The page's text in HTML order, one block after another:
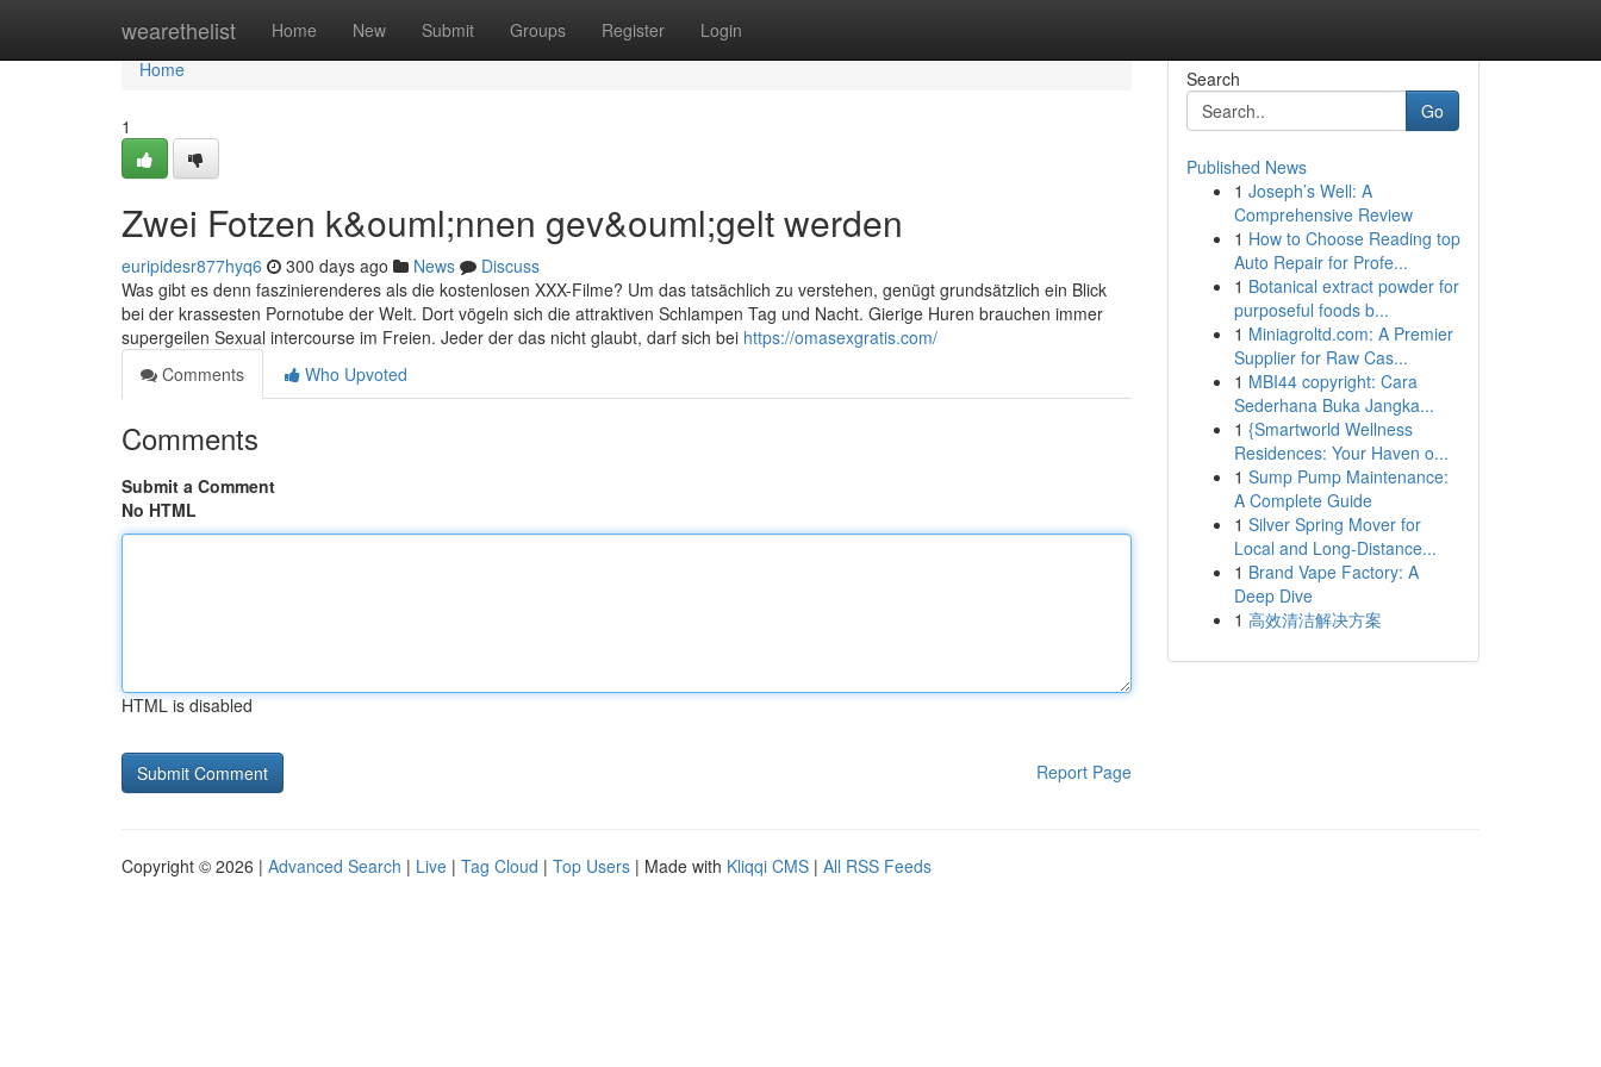
wearethelist Home New Submit Groups Register Login
Home
Home
1
Zwei Fotzen k&ouml;nnen gev&ouml;gelt werden
euripidesr877hyq6 300 days ago News
Discuss
Was gibt es denn faszinierenderes als die kostenlosen XXX-Filme? Um das tatsächlich zu verstehen, genügt grundsätzlich ein Blick
bei der krassesten Pornotube der Welt. Dort vögeln sich die attraktiven Schlampen Tag und Nacht. Gierige Huren brauchen immer
supergeilen Sexual intercourse im Freien. Jeder der das nicht glaubt, darf sich bei https://omasexgratis.com/
Comments
Who Upvoted
Comments
Submit a Comment
No HTML
HTML is disabled
Report Page
Search
Go
Published News
1 Joseph’s Well: A
Comprehensive Review
1 How to Choose Reading top
Auto Repair for Profe...
1 Botanical extract powder for
purposeful foods b...
1 Miniagroltd.com: A Premier
Supplier for Raw Cas...
1 MBI44 copyright: Cara
Sederhana Buka Jangka...
1 {Smartworld Wellness
Residences: Your Haven o...
1 Sump Pump Maintenance:
A Complete Guide
1 Silver Spring Mover for
Local and Long-Distance...
1 Brand Vape Factory: A
Deep Dive
1 高效清洁解决方案
Copyright © 2026 | Advanced Search | Live | Tag Cloud | Top Users | Made with Kliqqi CMS | All RSS Feeds